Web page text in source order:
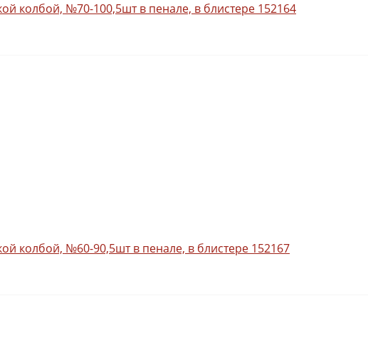
колбой, №70-100,5шт в пенале, в блистере 152164
колбой, №60-90,5шт в пенале, в блистере 152167